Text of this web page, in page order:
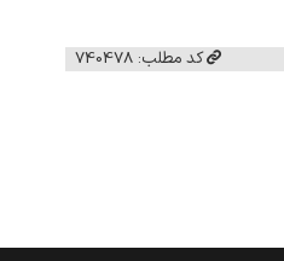
کد مطلب: 740478